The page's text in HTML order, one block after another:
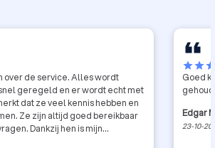
over de service. Alles wordt
geregeld en er wordt echt met
dat ze veel kennis hebben en
Ze zijn altijd goed bereikbaar
Dankzij hen is mijn
starstar
Goed
Edgar
23-10-